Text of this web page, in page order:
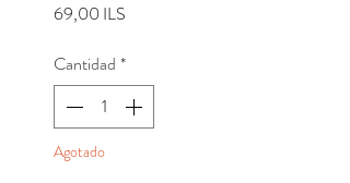
69,00 ILS
Cantidad *
Agotado